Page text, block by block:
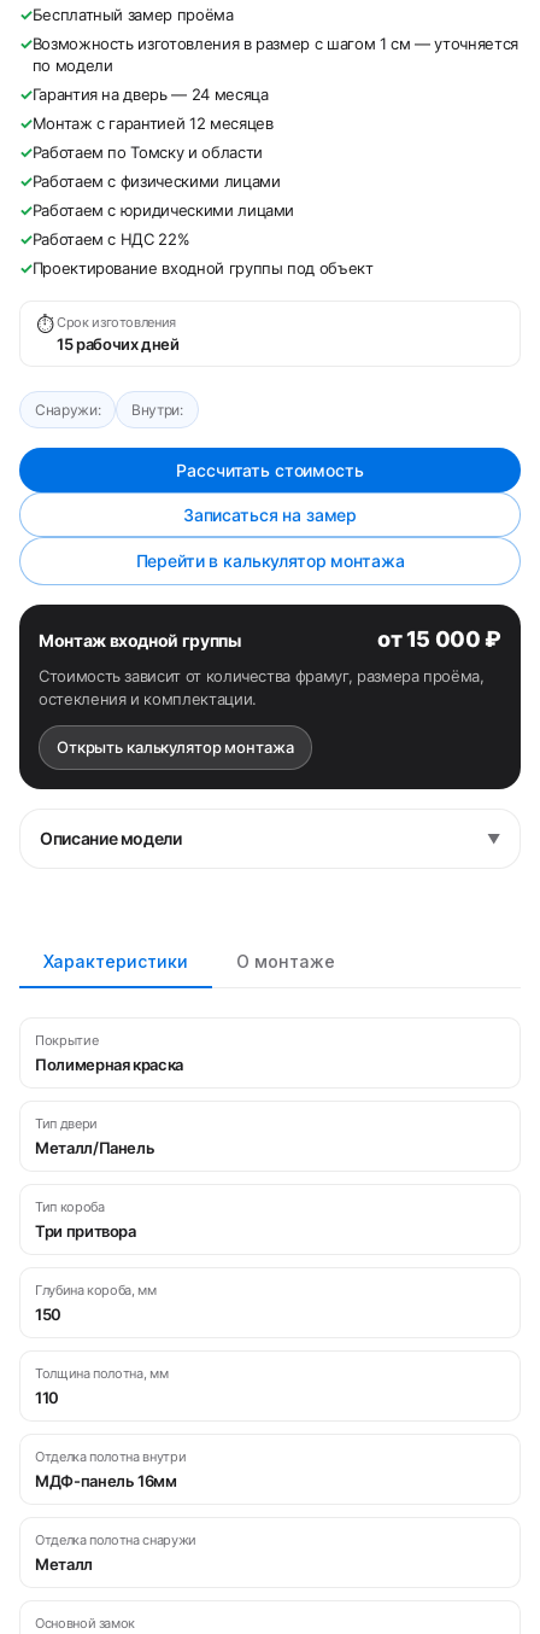
✓Бесплатный замер проёма
✓Возможность изготовления в размер с шагом 1 см — уточняется
по модели
✓Гарантия на дверь — 24 месяца
✓Монтаж с гарантией 12 месяцев
✓Работаем по Томску и области
✓Работаем с физическими лицами
✓Работаем с юридическими лицами
✓Работаем с НДС 22%
✓Проектирование входной группы под объект
⏱ Срок изготовления
15 рабочих дней
Снаружи: Внутри:
Рассчитать стоимость
Записаться на замер
Перейти в калькулятор монтажа
Монтаж входной группы от 15 000 ₽
Стоимость зависит от количества фрамуг, размера проёма,
остекления и комплектации.
Открыть калькулятор монтажа
Описание модели ▼
Характеристики О монтаже
Покрытие
Полимерная краска
Тип двери
Металл/Панель
Тип короба
Три притвора
Глубина короба, мм
150
Толщина полотна, мм
110
Отделка полотна внутри
МДФ-панель 16мм
Отделка полотна снаружи
Металл
Основной замок